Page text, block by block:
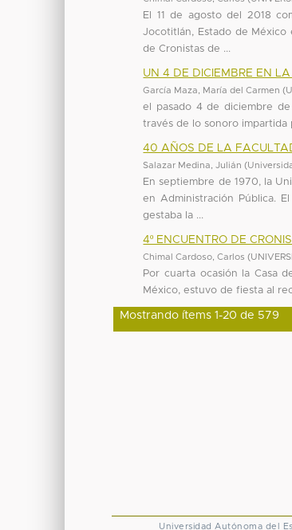
El 11 de agosto del 2018
Jocotitlán, Estado de
de Cronistas de ...
UN 4 DE DICIEMBRE EN
García Maza, María del Carmen (
el pasado 4 de diciembre
través de lo sonoro impartida
40 AÑOS DE LA
Salazar Medina, Julián (
En septiembre de 1970, la
en Administración Pública.
gestaba la ...
4º ENCUENTRO DE
Chimal Cardoso, Carlos (
Por cuarta ocasión la Casa
México, estuvo de fiesta al
Mostrando ítems 1-20 de 579
Universidad Autónoma del